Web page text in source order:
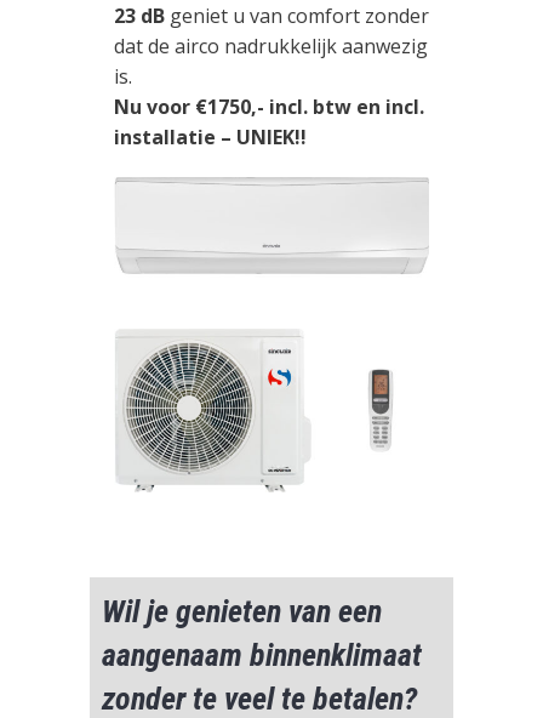
23 dB geniet u van comfort zonder
dat de airco nadrukkelijk aanwezig
is.
Nu voor €1750,- incl. btw en incl.
installatie – UNIEK!!
Wil je genieten van een
aangenaam binnenklimaat
zonder te veel te betalen?